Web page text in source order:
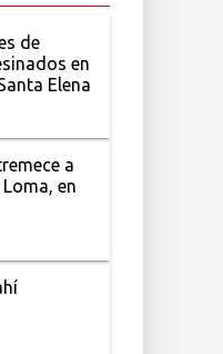
de
en
Elena
a
en